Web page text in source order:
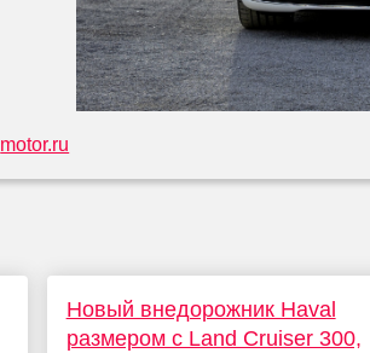
motor.ru
Новый внедорожник Haval
размером с Land Cruiser 300,